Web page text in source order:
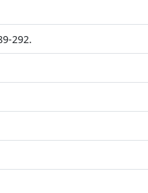
292.